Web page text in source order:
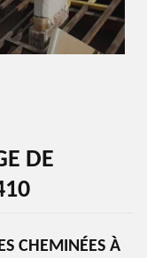
DE
CHEMINÉES À